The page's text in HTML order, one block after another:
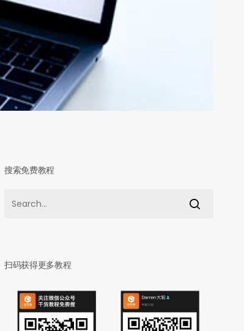
搜索免费教程
扫码获得更多教程